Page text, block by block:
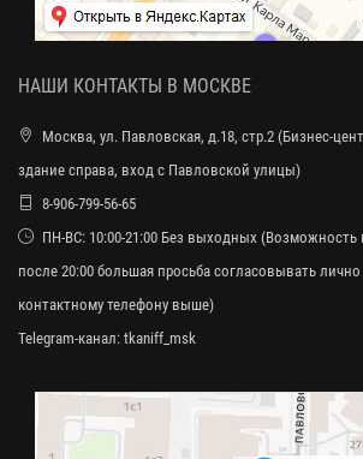
НАШИ КОНТАКТЫ В МОСКВЕ
Москва, ул. Павловская, д.18, стр.2 (Бизнес-
здание справа, вход с Павловской улицы)
8-906-799-56-65
ПН-ВС: 10:00-21:00 Без выходных (Возможность
после 20:00 большая просьба согласовывать
контактному телефону выше)
Telegram-канал: tkaniff_msk